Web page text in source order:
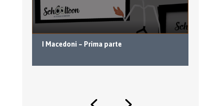
I Macedoni – Prima parte